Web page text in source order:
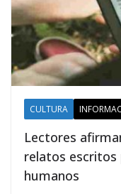
CULTURA
Lectores
relatos escritos
humanos